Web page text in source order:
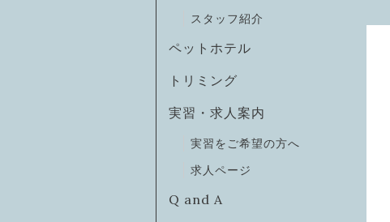
スタッフ紹介
ペットホテル
トリミング
実習・求人案内
実習をご希望の方へ
求人ページ
Q and A